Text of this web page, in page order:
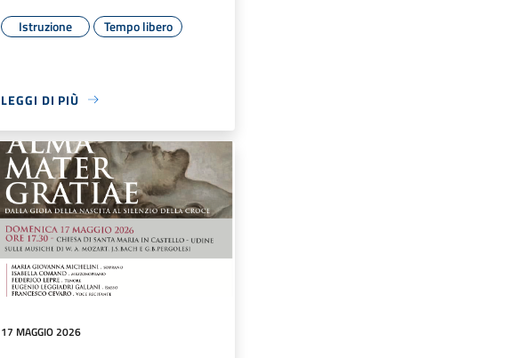
Istruzione Tempo libero
LEGGI DI PIÙ
17 MAGGIO 2026